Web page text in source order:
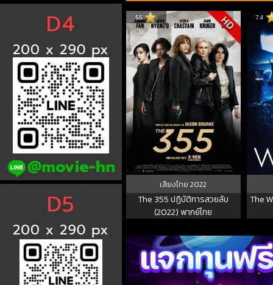
5.5 HD
เสียงไทย2022
The 355 ปฏิบัติการสวยลับ
(2022) พากย์ไทย
7.4
The